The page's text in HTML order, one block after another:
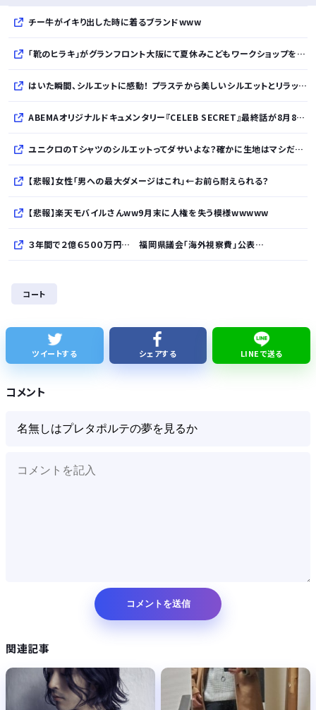
チー牛がイキり出した時に着るブランドwww
「靴のヒラキ」がグランフロント大阪にて夏休みこどもワークショップを開催！親子で楽しむ靴デコレーション体験や足の計測会
はいた瞬間、シルエットに感動！ プラステから美しいシルエットとリラックス感を両立したタックワイドパンツが登場
ABEMAオリジナルドキュメンタリー『CELEB SECRET』最終話が8月8日放送、MC指原莉乃、満島真之介らがコメント
ユニクロのTシャツのシルエットってダサいよな？確かに生地はマシだけどさ
【悲報】女性「男への最大ダメージはこれ」←お前ら耐えられる？
【悲報】楽天モバイルさんww9月末に人権を失う模様wwwww
３年間で２億６５００万円… 福岡県議会「海外視察費」公表…
【話題】テレ東・田中瞳アナ、ロケ中の“無断撮影”に苦言「カメラを向けられることに恐怖を感じます」
Powered by livedoor 相互RSS
コート
ツイートする シェアする LINEで送る
コメント
関連記事